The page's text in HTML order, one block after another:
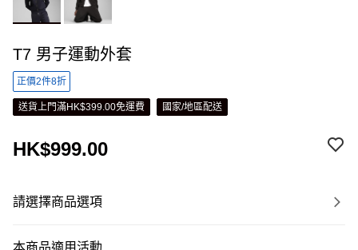
T7 男子運動外套
正價2件8折
送貨上門滿HK$399.00免運費 國家/地區配送
HK$999.00
請選擇商品選項
本商品適用活動